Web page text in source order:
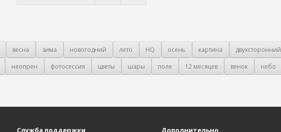
весна зима новогодний лето HQ осень картина двухсторонний
неопрен фотосессия цветы шары поле 12 месяцев венок небо
Служба поддержки Дополнительно